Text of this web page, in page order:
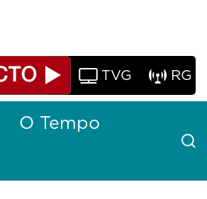
TVG RG
O Tempo